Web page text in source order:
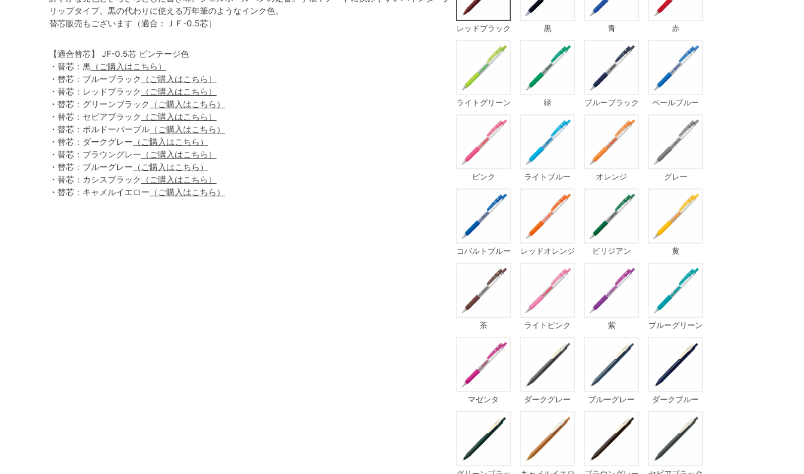
リップタイプ。黒の代わりに使える万年筆のようなインク色。
替芯販売もございます（適合：ＪＦ-0.5芯）
【適合替芯】 JF-0.5芯 ビンテージ色
・替芯：黒 （ご購入はこちら）
・替芯：ブルーブラック
（ご購入はこちら）
・替芯：レッドブラック
（ご購入はこちら）
・替芯：グリーンブラック
（ご購入はこちら）
・替芯：セピアブラック
（ご購入はこちら）
・替芯：ボルドーパープル （ご購入はこちら）
・替芯：ダークグレー （ご購入はこちら）
・替芯：ブラウングレー （ご購入はこちら）
・替芯：ブルーグレー （ご購入はこちら）
・替芯：カシスブラック
（ご購入はこちら）
・替芯：キャメルイエロー （ご購入はこちら）
レッドブラック 黒 青 赤
ライトグリーン 緑 ブルーブラック ペールブルー
ピンク ライトブルー オレンジ グレー
コバルトブルー レッドオレンジ ビリジアン 黄
茶 ライトピンク 紫 ブルーグリーン
マゼンタ ダークグレー ブルーグレー
ダークブルー